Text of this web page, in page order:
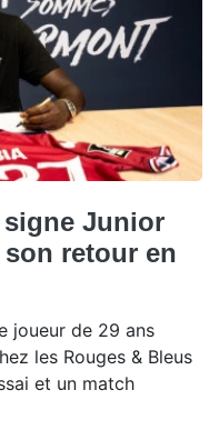
signe Junior
retour en
joueur de 29 ans
les Rouges & Bleus
et un match